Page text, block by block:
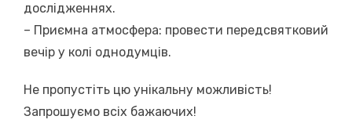
дослідженнях.
– Приємна атмосфера: провести передсвятковий
вечір у колі однодумців.
Не пропустіть цю унікальну можливість!
Запрошуємо всіх бажаючих!